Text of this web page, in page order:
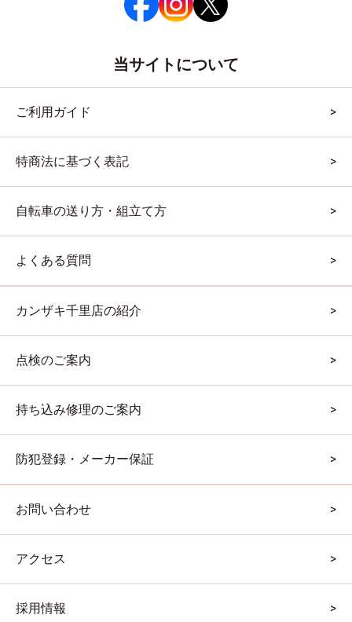
当サイトについて
ご利用ガイド
特商法に基づく表記
自転車の送り方・組立て方
よくある質問
カンザキ千里店の紹介
点検のご案内
持ち込み修理のご案内
防犯登録・メーカー保証
お問い合わせ
アクセス
採用情報